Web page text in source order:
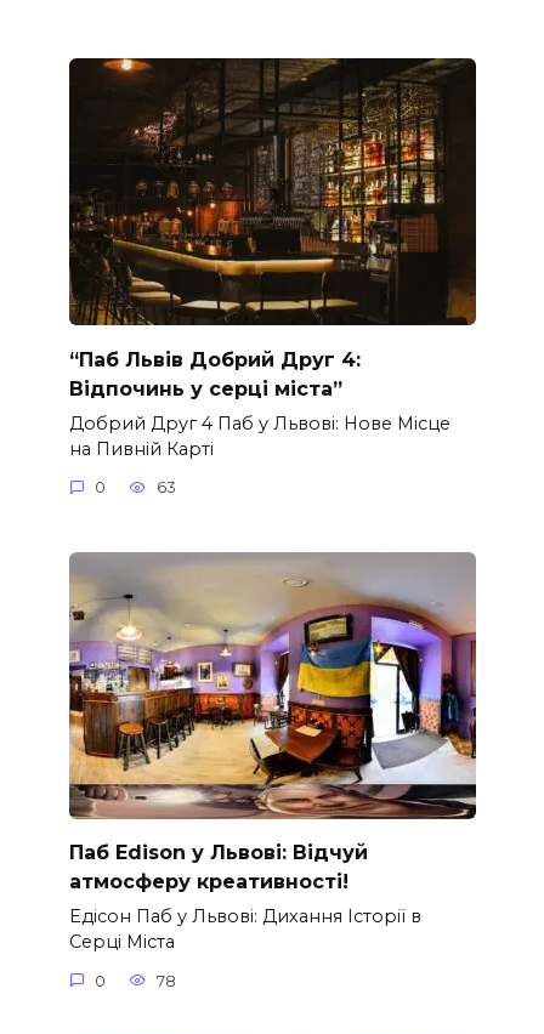
“Паб Львів Добрий Друг 4:
Відпочинь у серці міста”
Добрий Друг 4 Паб у Львові: Нове Місце
на Пивній Карті
0 63
Паб Edison у Львові: Відчуй
атмосферу креативності!
Едісон Паб у Львові: Дихання Історії в
Серці Міста
0 78